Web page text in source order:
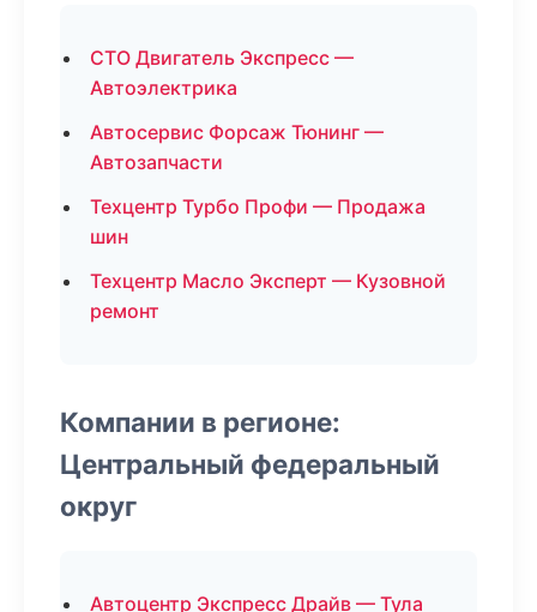
СТО Двигатель Экспресс —
Автоэлектрика
Автосервис Форсаж Тюнинг —
Автозапчасти
Техцентр Турбо Профи — Продажа
шин
Техцентр Масло Эксперт — Кузовной
ремонт
Компании в регионе:
Центральный федеральный
округ
Автоцентр Экспресс Драйв — Тула